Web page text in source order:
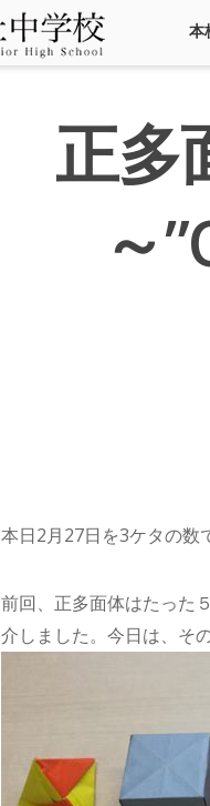
本
正多
～
本日2月27日を3ケタの数
前回、正多面体はたった
介しました。今日は、そ